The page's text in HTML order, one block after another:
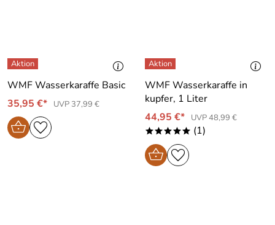
WMF Wasserkaraffe Basic
35,95 €*
UVP 37,99 €
WMF Wasserkaraffe in
kupfer, 1 Liter
44,95 €*
UVP 48,99 €
***** (1)